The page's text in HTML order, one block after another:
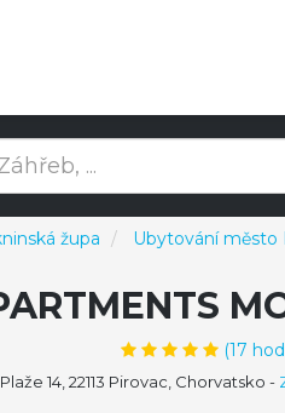
župa Ubytování město
(17
14, 22113 Pirovac, Chorvatsko -